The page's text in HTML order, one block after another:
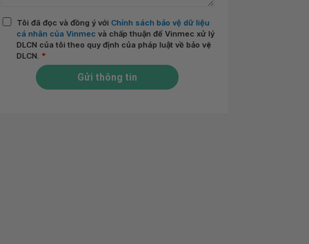
Tôi đã đọc và đồng ý với Chính sách bảo vệ dữ liệu
cá nhân của Vinmec và chấp thuận để Vinmec xử lý
DLCN của tôi theo quy định của pháp luật về bảo vệ
DLCN. *
Gửi thông tin